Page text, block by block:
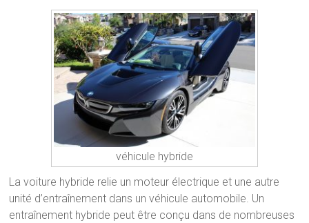
véhicule hybride
La voiture hybride relie un moteur électrique et une autre
unité d’entraînement dans un véhicule automobile. Un
entraînement hybride peut être conçu dans de nombreuses